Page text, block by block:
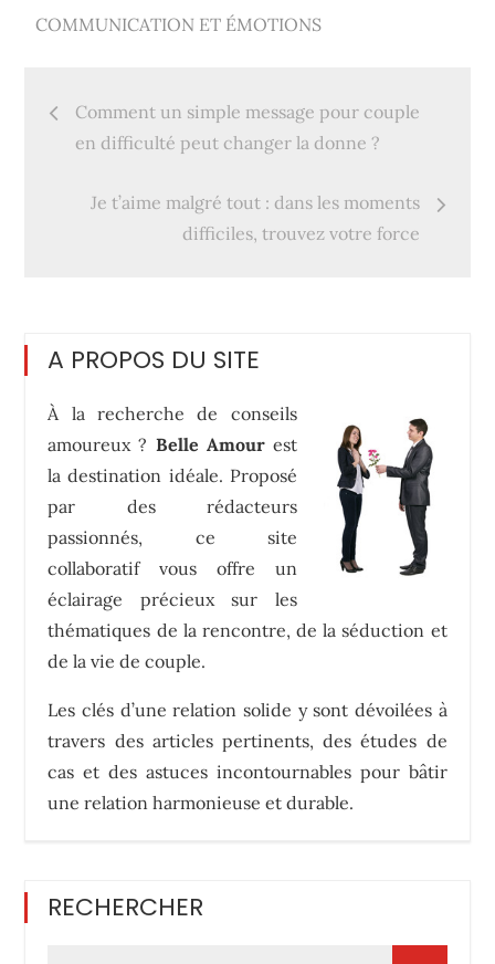
COMMUNICATION ET ÉMOTIONS
Navigation
de
l’article
Comment un simple message pour couple
en difficulté peut changer la donne ?
Je t’aime malgré tout : dans les moments
difficiles, trouvez votre force
A PROPOS DU SITE
À la recherche de conseils
amoureux ? Belle Amourest
la destination idéale. Proposé
par des rédacteurs
passionnés, ce site
collaboratif vous offre un
éclairage précieux sur les
thématiques de la rencontre, de la séduction et
de la vie de couple.
Les clés d’une relation solide y sont dévoilées à
travers des articles pertinents, des études de
cas et des astuces incontournables pour bâtir
une relation harmonieuse et durable.
RECHERCHER